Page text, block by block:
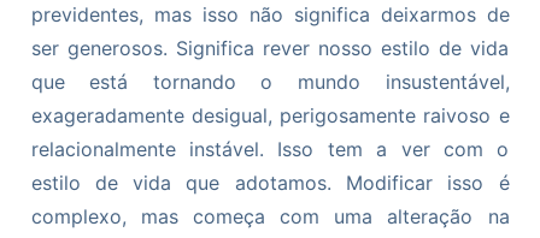
previdentes, mas isso não significa deixarmos de
ser generosos. Significa rever nosso estilo de vida
que está tornando o mundo insustentável,
exageradamente desigual, perigosamente raivoso e
relacionalmente instável. Isso tem a ver com o
estilo de vida que adotamos. Modificar isso é
complexo, mas começa com uma alteração na